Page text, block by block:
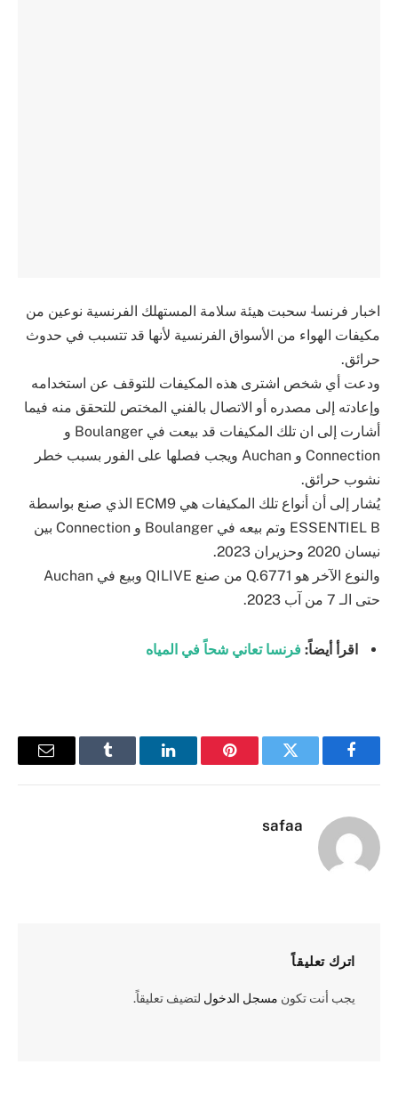
اخبار فرنسا- سحبت هيئة سلامة المستهلك الفرنسية نوعين من
مكيفات الهواء من الأسواق الفرنسية لأنها قد تتسبب في حدوث
حرائق.
ودعت أي شخص اشترى هذه المكيفات للتوقف عن استخدامه
وإعادته إلى مصدره أو الاتصال بالفني المختص للتحقق منه فيما
أشارت إلى ان تلك المكيفات قد بيعت في Boulanger و
Connection و Auchan ويجب فصلها على الفور بسبب خطر
نشوب حرائق.
يُشار إلى أن أنواع تلك المكيفات هي ECM9 الذي صنع بواسطة
ESSENTIEL B وتم بيعه في Boulanger و Connection بين
نيسان 2020 وحزيران 2023.
والنوع الآخر هو Q.6771 من صنع QILIVE وبيع في Auchan
حتى الـ 7 من آب 2023.
اقرأ أيضاً: فرنسا تعاني شحاً في المياه
فيسبوك تويتر بينتيريستلينكدإن Tumblr
البريد
safaa
اترك تعليقاً
يجب أنت تكون مسجل الدخول لتضيف تعليقاً.